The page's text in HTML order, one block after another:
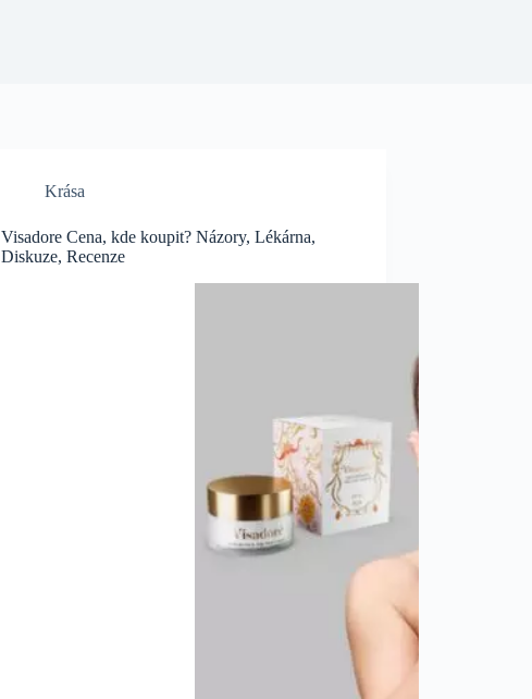
Krása
Visadore Cena, kde koupit? Názory, Lékárna,
Diskuze, Recenze